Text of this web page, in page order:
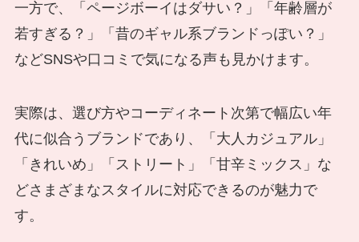
一方で、「ページボーイはダサい？」「年齢層が
若すぎる？」「昔のギャル系ブランドっぽい？」
などSNSや口コミで気になる声も見かけます。
実際は、選び方やコーディネート次第で幅広い年
代に似合うブランドであり、「大人カジュアル」
「きれいめ」「ストリート」「甘辛ミックス」な
どさまざまなスタイルに対応できるのが魅力で
す。